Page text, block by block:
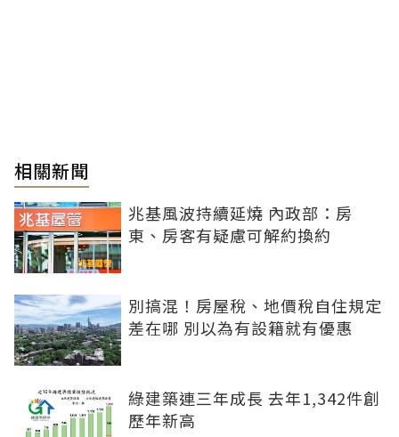
相關新聞
兆基風波持續延燒 內政部：房
東、房客有疑慮可解約換約
別搞混！房屋稅、地價稅自住規定
差在哪 別以為有設籍就有優惠
綠建築連三年成長 去年1,342件創
歷年新高